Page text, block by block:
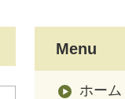
Menu
ホーム